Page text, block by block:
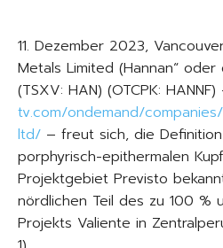
11. Dezember 2023,
Metals Limited (Hannan“ oder
(TSXV: HAN) (OTCPK: HANNF)
tv.com/ondemand/
ltd/ – freut sich, die
porphyrisch-epithermalen
Projektgebiet Previsto
nördlichen Teil des zu 100 %
Projekts Valiente in